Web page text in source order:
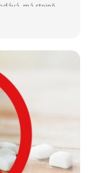
má stejně
aktivních
jeho kvalitu, ale
důležité vědět?